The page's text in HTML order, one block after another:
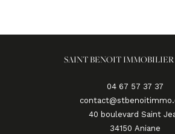
SAINT BENOIT
04 67 57 37 37
40 boulevard Saint
34150
aniane